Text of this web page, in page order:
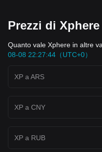
Prezzi di
Quanto vale Xphere in altre
08-08 22:27:44（UTC+0）
XP a ARS
XP a CNY
XP a RUB